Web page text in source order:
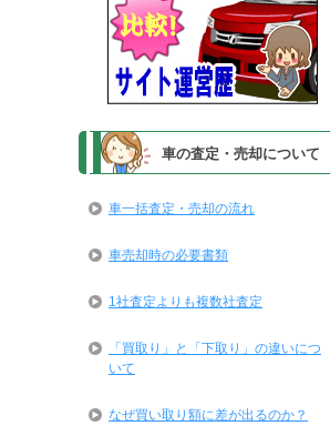
車の査定・売却について
車一括査定・売却の流れ
車売却時の必要書類
1社査定よりも複数社査定
「買取り」と「下取り」の違いにつ
いて
なぜ買い取り額に差が出るのか？